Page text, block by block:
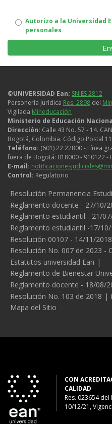
Autorizo
uso
de
personales
Autorizo a la Universidad
personales
©UNIVERSIDAD Ean: SNIES 2812
Personería Jurídica Res. 2898 del
Vigilada Mineducación
Ministerio de Educación
Dirección: Calle 43 No. 57 - 14.
Bogotá, Colombia. Código Postal
Teléfono: (601) 22 22800 - Línea
fuera de Bogotá: 018000 - 910122 -
E-mail:
Control: Regulatorio
Legales
Resolución Permanencia
Reglamento docente - 27/10/
Reglamento estudiantil - 21/
Reglamento estudiantil -17/
Resolución 00107 - 14/11/2018
Resolución No. 007 de 2023 -
Estatutos universidad Ean
Reglamento de Bienestar
Reglamento docente - 18/08/
Resolución No. 103 de 2018
Mapa del Sitio
CON
CALIDAD
Res. 023654del
10/12/21,